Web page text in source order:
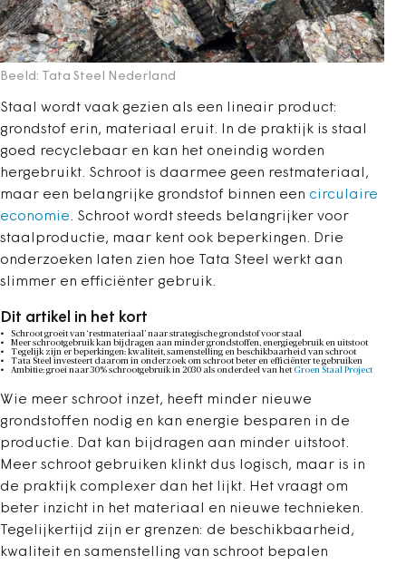
Beeld: Tata Steel Nederland
Staal wordt vaak gezien als een lineair product:
grondstof erin, materiaal eruit. In de praktijk is staal
goed recyclebaar en kan het oneindig worden
hergebruikt. Schroot is daarmee geen restmateriaal,
maar een belangrijke grondstof binnen een circulaire
economie. Schroot wordt steeds belangrijker voor
staalproductie, maar kent ook beperkingen. Drie
onderzoeken laten zien hoe Tata Steel werkt aan
slimmer en efficiënter gebruik.
Dit artikel in het kort
Schroot groeit van ‘restmateriaal’ naar strategische grondstof voor staal
Meer schrootgebruik kan bijdragen aan minder grondstoffen, energiegebruik en uitstoot
Tegelijk zijn er beperkingen: kwaliteit, samenstelling en beschikbaarheid van schroot
Tata Steel investeert daarom in onderzoek om schroot beter en efficiënter te gebruiken
Ambitie: groei naar 30% schrootgebruik in 2030 als onderdeel van hetGroen Staal Project
Wie meer schroot inzet, heeft minder nieuwe
grondstoffen nodig en kan energie besparen in de
productie. Dat kan bijdragen aan minder uitstoot.
Meer schroot gebruiken klinkt dus logisch, maar is in
de praktijk complexer dan het lijkt. Het vraagt om
beter inzicht in het materiaal en nieuwe technieken.
Tegelijkertijd zijn er grenzen: de beschikbaarheid,
kwaliteit en samenstelling van schroot bepalen